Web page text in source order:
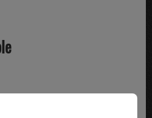
INTERESAR